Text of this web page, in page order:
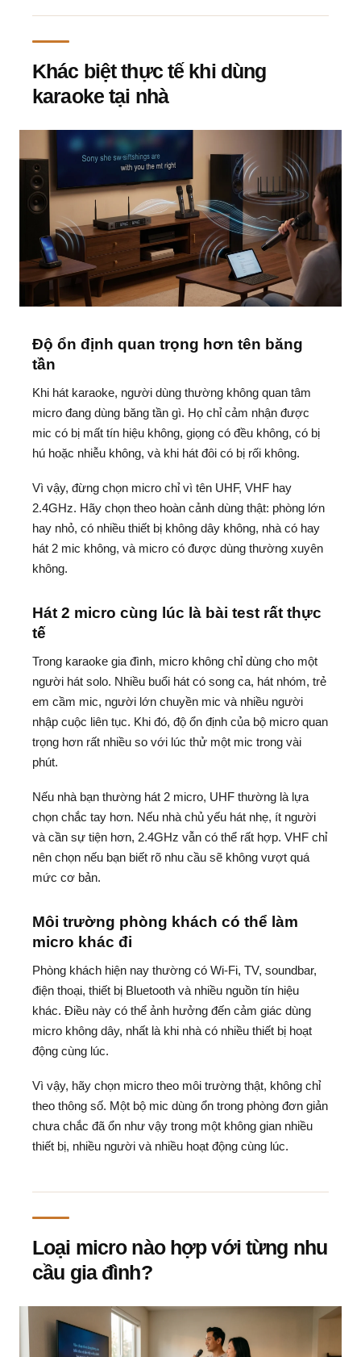
Khác biệt thực tế khi dùng
karaoke tại nhà
Độ ổn định quan trọng hơn tên băng
tần
Khi hát karaoke, người dùng thường không quan tâm
micro đang dùng băng tần gì. Họ chỉ cảm nhận được
mic có bị mất tín hiệu không, giọng có đều không, có bị
hú hoặc nhiễu không, và khi hát đôi có bị rối không.
Vì vậy, đừng chọn micro chỉ vì tên UHF, VHF hay
2.4GHz. Hãy chọn theo hoàn cảnh dùng thật: phòng lớn
hay nhỏ, có nhiều thiết bị không dây không, nhà có hay
hát 2 mic không, và micro có được dùng thường xuyên
không.
Hát 2 micro cùng lúc là bài test rất thực
tế
Trong karaoke gia đình, micro không chỉ dùng cho một
người hát solo. Nhiều buổi hát có song ca, hát nhóm, trẻ
em cầm mic, người lớn chuyền mic và nhiều người
nhập cuộc liên tục. Khi đó, độ ổn định của bộ micro quan
trọng hơn rất nhiều so với lúc thử một mic trong vài
phút.
Nếu nhà bạn thường hát 2 micro, UHF thường là lựa
chọn chắc tay hơn. Nếu nhà chủ yếu hát nhẹ, ít người
và cần sự tiện hơn, 2.4GHz vẫn có thể rất hợp. VHF chỉ
nên chọn nếu bạn biết rõ nhu cầu sẽ không vượt quá
mức cơ bản.
Môi trường phòng khách có thể làm
micro khác đi
Phòng khách hiện nay thường có Wi-Fi, TV, soundbar,
điện thoại, thiết bị Bluetooth và nhiều nguồn tín hiệu
khác. Điều này có thể ảnh hưởng đến cảm giác dùng
micro không dây, nhất là khi nhà có nhiều thiết bị hoạt
động cùng lúc.
Vì vậy, hãy chọn micro theo môi trường thật, không chỉ
theo thông số. Một bộ mic dùng ổn trong phòng đơn giản
chưa chắc đã ổn như vậy trong một không gian nhiều
thiết bị, nhiều người và nhiều hoạt động cùng lúc.
Loại micro nào hợp với từng nhu
cầu gia đình?